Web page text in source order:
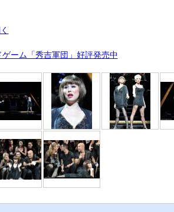
ーム「秀吉軍団」好評発売中